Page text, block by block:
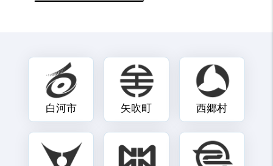
白河市 矢吹町 西郷村